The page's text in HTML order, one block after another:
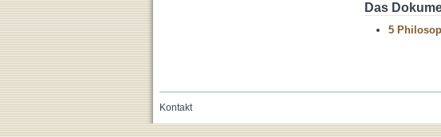
Das
5
Kontakt